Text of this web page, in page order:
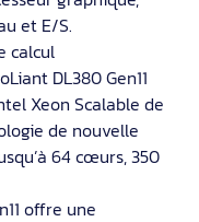
et E/S.
calcul
DL380 Gen11
Xeon Scalable de
de nouvelle
64 cœurs, 350
offre une